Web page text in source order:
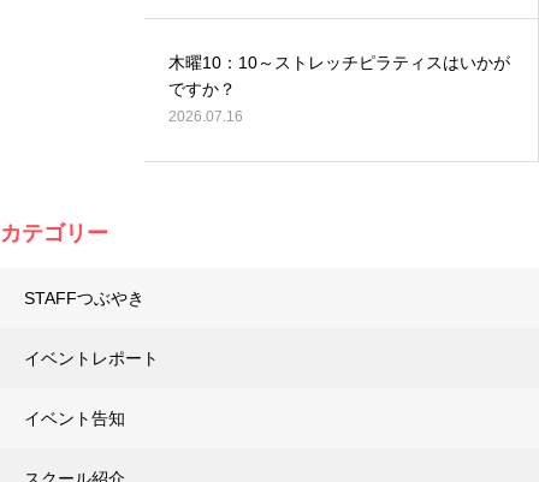
木曜10：10～ストレッチピラティスはいかが
ですか？
2026.07.16
カテゴリー
STAFFつぶやき
イベントレポート
イベント告知